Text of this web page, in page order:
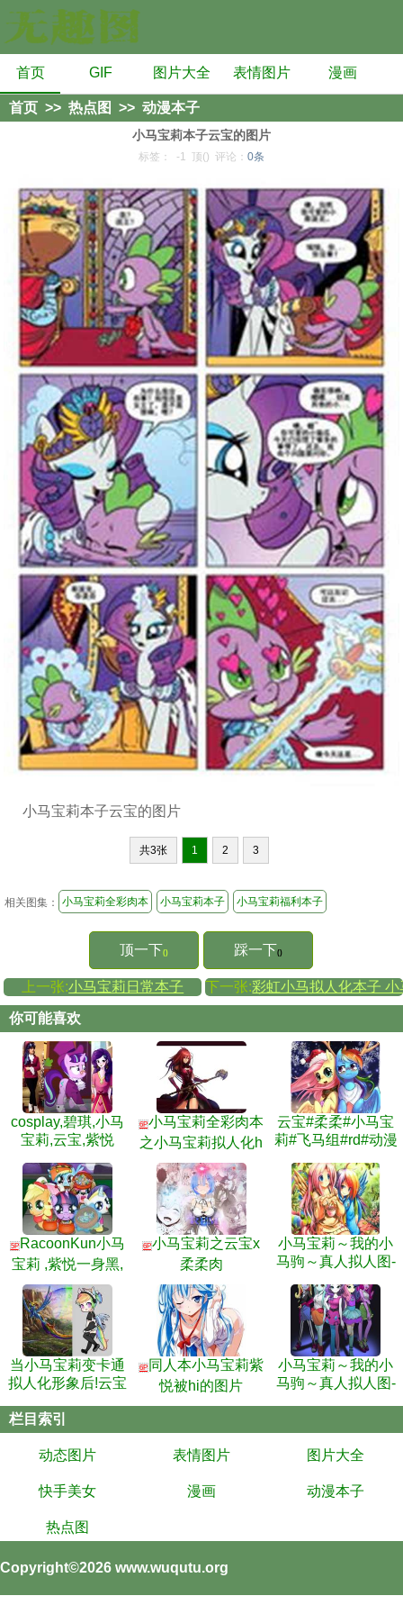
首页 GIF 图片大全 表情图片 漫画
首页 >> 热点图 >> 动漫本子
小马宝莉本子云宝的图片
标签： -1 顶() 评论： 0条
小马宝莉本子云宝的图片
共3张 1 2 3
相关图集： 小马宝莉全彩肉本 小马宝莉本子 小马宝莉福利本子
顶一下 () 踩一下 ()
上一张:小马宝莉日常本子 下一张:彩虹小马拟人化本子
你可能喜欢
cosplay,碧琪,小马
宝莉,云宝,紫悦
6P小马宝莉全彩肉本
之小马宝莉拟人化h
云宝#柔柔#小马宝
莉#飞马组#rd#动漫
5PRacoonKun小马
宝莉 ,紫悦一身黑,
云宝羞羞脸
6P小马宝莉之云宝x
柔柔肉
小马宝莉～我的小
马驹～真人拟人图-
爱真人拟人图
当小马宝莉变卡通
拟人化形象后!云宝
6P 同人本小马宝莉紫
悦被hi的图片
小马宝莉～我的小
马驹～真人拟人图-
栏目索引
动态图片 表情图片 图片大全
快手美女 漫画 动漫本子
热点图
Copyright©2026 www.wuqutu.org